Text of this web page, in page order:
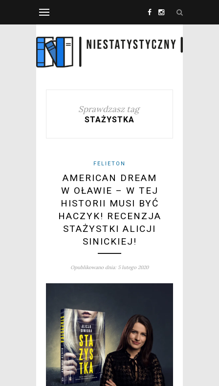
Sprawdzasz tag
STAŻYSTKA
FELIETON
AMERICAN DREAM
W OŁAWIE – W TEJ
HISTORII MUSI BYĆ
HACZYK! RECENZJA
STAŻYSTKI ALICJI
SINICKIEJ!
Opublikowano dnia: 5 lutego 2020